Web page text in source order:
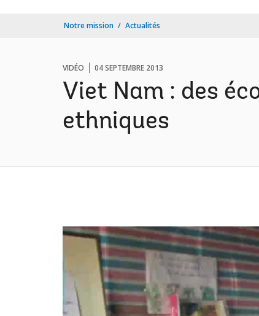
Notre mission Actualités
VIDÉO 04 SEPTEMBRE 2013
Viet Nam : des
ethniques